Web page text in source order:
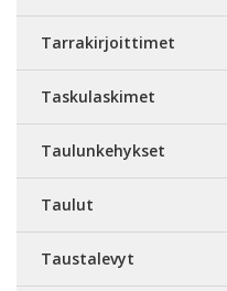
Tarrakirjoittimet
Taskulaskimet
Taulunkehykset
Taulut
Taustalevyt